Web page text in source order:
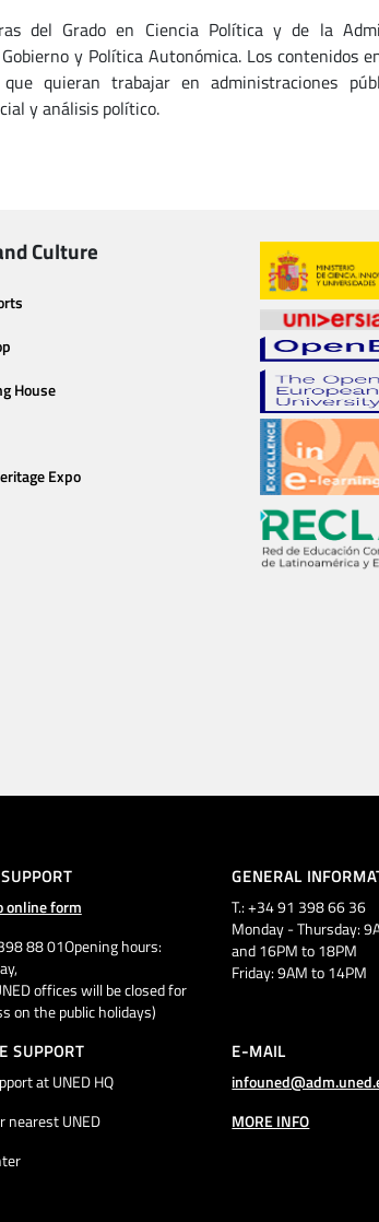
del Grado en Ciencia Política y de la
y Política Autonómica. Los contenidos
quieran trabajar en administraciones
y análisis político.
Culture
House
Expo
online form
88 01Opening hours:
offices will be closed for
on the public holidays)
GENERAL
T.: +34 91 398 66 36
Monday - Thursday:
and 16PM to 18PM
Friday: 9AM to 14PM
SUPPORT
at UNED HQ
nearest UNED
E-MAIL
MORE INFO